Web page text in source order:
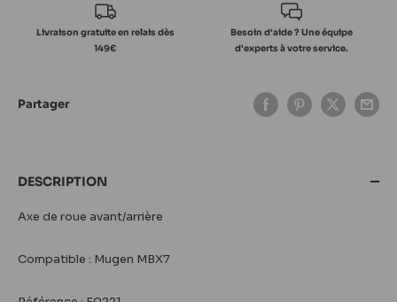
Livraison gratuite en relais dès
149€
Besoin d'aide ? Une équipe
d'experts à votre service.
Partager
DESCRIPTION
Axe de roue avant/arrière
Compatible : Mugen MBX7